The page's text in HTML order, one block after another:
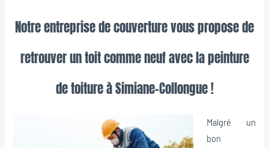
Notre entreprise de couverture vous propose de
retrouver un toit comme neuf avec la peinture
de toiture à Simiane-Collongue !
Malgré un
bon